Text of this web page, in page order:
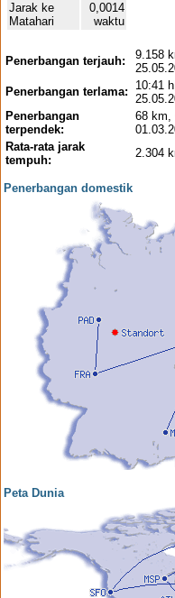
Jarak ke
Matahari
0,0014
waktu
Penerbangan terjauh:
9.158
Penerbangan terlama:
10:41
Penerbangan
terpendek:
68 km,
Rata-rata jarak
tempuh:
2.304
Penerbangan domestik
Peta Dunia